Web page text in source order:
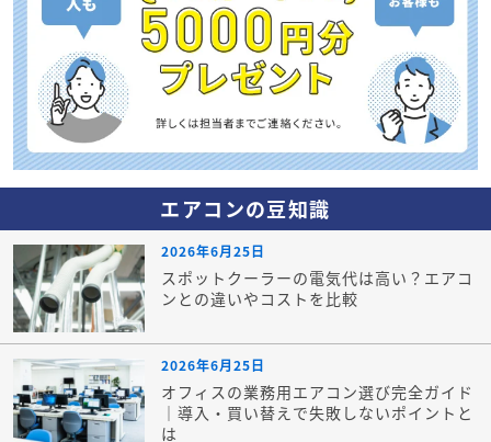
エアコンの豆知識
2026年6月25日
スポットクーラーの電気代は高い？エアコ
ンとの違いやコストを比較
2026年6月25日
オフィスの業務用エアコン選び完全ガイド
｜導入・買い替えで失敗しないポイントと
は